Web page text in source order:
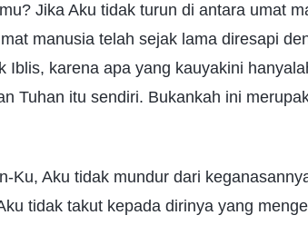
Jika Aku tidak turun di antara umat
manusia telah sejak lama diresapi
Iblis, karena apa yang kauyakini
Tuhan itu sendiri. Bukankah ini
Ku, Aku tidak mundur dari
tidak takut kepada dirinya yang